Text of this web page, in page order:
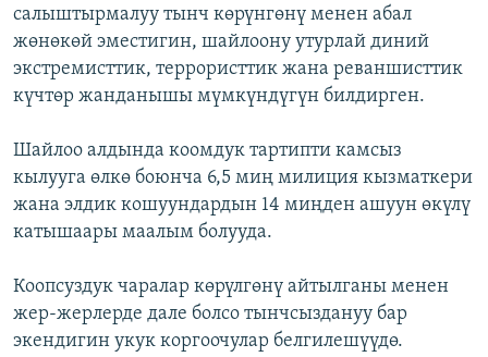
салыштырмалуу тынч көрүнгөнү менен абал
жөнөкөй эместигин, шайлоону утурлай диний
экстремисттик, террористтик жана реваншисттик
күчтөр жанданышы мүмкүндүгүн билдирген.
Шайлоо алдында коомдук тартипти камсыз
кылууга өлкө боюнча 6,5 миң милиция кызматкери
жана элдик кошуундардын 14 миңден ашуун өкүлү
катышаары маалым болууда.
Коопсуздук чаралар көрүлгөнү айтылганы менен
жер-жерлерде дале болсо тынчсыздануу бар
экендигин укук коргоочулар белгилешүүдө.